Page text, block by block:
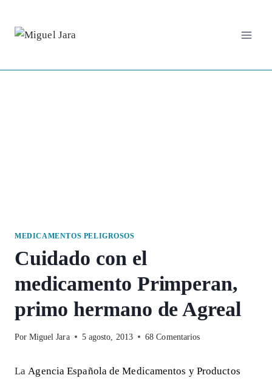
contenido
MEDICAMENTOS PELIGROSOS
Cuidado con el
medicamento Primperan,
primo hermano de Agreal
Por Miguel Jara 5 agosto, 2013 68 Comentarios
La Agencia Española de Medicamentos y Productos